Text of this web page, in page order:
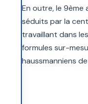
En outre, le 9ème
séduits par la
travaillant dans
formules sur-
haussmanniens